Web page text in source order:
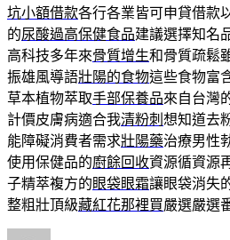
坑小額借款各行各業皆可申貸借款
的尿酸過高保健食品建議選擇知名
高科技多年來骨質增生和骨質疏鬆
振雄風導語壯陽的食物這些食物富
草本植物萃取手部保養品來自台灣
計價皮膚病適合我清粉刺 想知道去
能障礙消費者需求壯陽藥治療男性
使用保健品的廚餘回收資源循資源
子精萃複方的眼袋眼霜讓眼袋消失
整粗壯頂級藏紅花那裡買嚴選嚴選